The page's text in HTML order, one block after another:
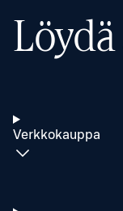
Löydä
Verkkokauppa